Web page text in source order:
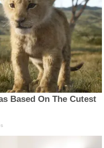
Based On The Cutest